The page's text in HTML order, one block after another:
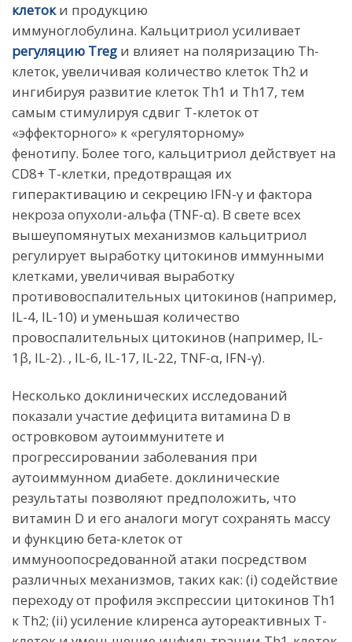
клетоки продукцию
иммуноглобулина. Кальцитриол усиливает
регуляцию Treg и влияет на поляризацию Th-
клеток, увеличивая количество клеток Th2 и
ингибируя развитие клеток Th1 и Th17, тем
самым стимулируя сдвиг Т-клеток от
«эффекторного» к «регуляторному»
фенотипу. Более того, кальцитриол действует на
CD8+ Т-клетки, предотвращая их
гиперактивацию и секрецию IFN-γ и фактора
некроза опухоли-альфа (TNF-α). В свете всех
вышеупомянутых механизмов кальцитриол
регулирует выработку цитокинов иммунными
клетками, увеличивая выработку
противовоспалительных цитокинов (например,
IL-4, IL-10) и уменьшая количество
провоспалительных цитокинов (например, IL-
1β, IL-2). , IL-6, IL-17, IL-22, TNF-α, IFN-γ).
Несколько доклинических исследований
показали участие дефицита витамина D в
островковом аутоиммунитете и
прогрессировании заболевания при
аутоиммунном диабете. доклинические
результаты позволяют предположить, что
витамин D и его аналоги могут сохранять массу
и функцию бета-клеток от
иммуноопосредованной атаки посредством
различных механизмов, таких как: (i) содействие
переходу от профиля экспрессии цитокинов Th1
к Th2; (ii) усиление клиренса аутореактивных Т-